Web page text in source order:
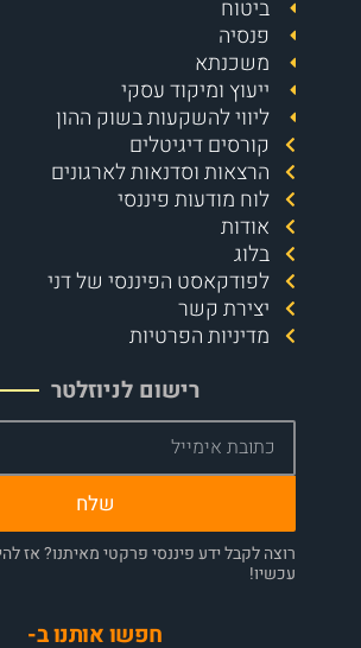
ביטוח
פנסיה
משכנתא
ייעוץ ומיקוד עסקי
ליווי להשקעות בשוק ההון
קורסים דיגיטלים
הרצאות וסדנאות לארגונים
לוח מודעות פיננסי
אודות
בלוג
לפודקאסט הפיננסי של דני
יצירת קשר
מדיניות הפרטיות
רישום לניוזלטר
שלח
רוצה לקבל ידע פיננסי פרקטי מאיתנו? אז
עכשיו!
חפשו אותנו ב-